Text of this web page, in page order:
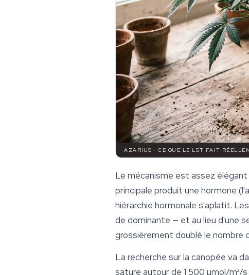
AZARIUS · CE QUE LE LST FAIT
Le mécanisme est assez
principale produit une hormone
hiérarchie hormonale s'aplatit.
de dominante — et au lieu d'une
grossièrement doublé le nombre
La recherche sur la canopée va
sature autour de 1 500 µmol/m²/